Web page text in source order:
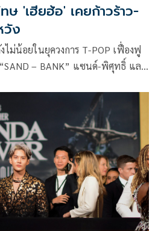
'เฮียฮ้อ' เคยก้าวร้าว-
วัง
ม่น้อยในยุควงการ T-POP เฟื่องฟู
– BANK” แซนด์-พิศุทธิ์ และ
วลียอดฮิต “พูดก็ไม่ดี เงียบก็ไม่ดี
พลง “อะไรว้า”